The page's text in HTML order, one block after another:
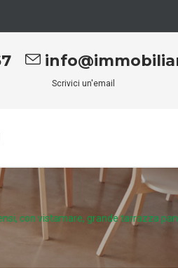
Scrivici un'email
con vistamare, grande tarrazza